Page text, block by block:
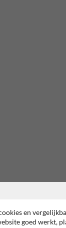
en
goed werkt,